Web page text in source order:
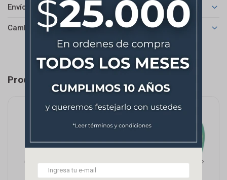
Envíos
Cambios y Devoluciones
Productos que te pueden interesar